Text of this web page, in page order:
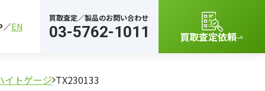
EN
買取査定／製品のお問い合わせ
03-5762-1011 買取査定依頼
イトゲージ TX230133